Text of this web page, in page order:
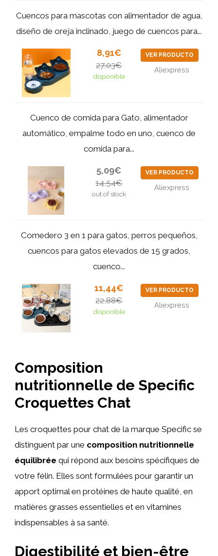
Cuencos para mascotas con alimentador de agua,
diseño de oreja inclinado, juego de cuencos para...
8,91€
27,03€
disponible
VER PRODUCTO
Aliexpress
Cuenco de comida para Gato, alimentador
automático, empalme todo en uno, cuenco de
comida para...
5,09€
14,54€
out of stock
VER PRODUCTO
Aliexpress
Comedero 3 en 1 para gatos, perros pequeños,
cuencos para gatos elevados de 15 grados,
cuenco...
11,44€
22,88€
disponible
VER PRODUCTO
Aliexpress
Composition
nutritionnelle de Specific
Croquettes Chat
Les croquettes pour chat de la marque Specific se
distinguent par une composition nutritionnelle
équilibrée qui répond aux besoins spécifiques de
votre félin. Elles sont formulées pour garantir un
apport optimal en protéines de haute qualité, en
matières grasses essentielles et en vitamines
indispensables à sa santé.
Digestibilité et bien-être